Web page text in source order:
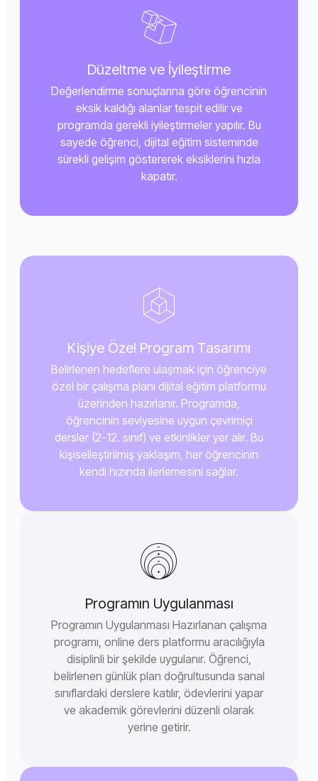
Düzeltme ve İyileştirme
Değerlendirme sonuçlarına göre öğrencinin
eksik kaldığı alanlar tespit edilir ve
programda gerekli iyileştirmeler yapılır. Bu
sayede öğrenci, dijital eğitim sisteminde
sürekli gelişim göstererek eksiklerini hızla
kapatır.
Kişiye Özel Program Tasarımı
Belirlenen hedeflere ulaşmak için öğrenciye
özel bir çalışma planı dijital eğitim platformu
üzerinden hazırlanır. Programda,
öğrencinin seviyesine uygun çevrimiçi
dersler (2-12. sınıf) ve etkinlikler yer alır. Bu
kişiselleştirilmiş yaklaşım, her öğrencinin
kendi hızında ilerlemesini sağlar.
Programın Uygulanması
Programın Uygulanması Hazırlanan çalışma
programı, online ders platformu aracılığıyla
disiplinli bir şekilde uygulanır. Öğrenci,
belirlenen günlük plan doğrultusunda sanal
sınıflardaki derslere katılır, ödevlerini yapar
ve akademik görevlerini düzenli olarak
yerine getirir.